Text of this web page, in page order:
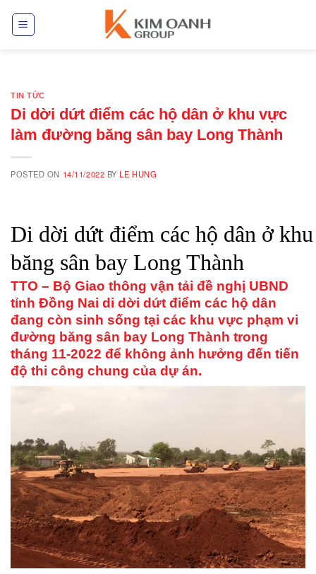
TIN TỨC
Di dời dứt điểm các hộ dân ở khu vực
làm đường băng sân bay Long Thành
POSTED ON 14/11/2022 BYLE HUNG
Di dời dứt điểm các hộ dân ở
băng sân bay Long Thành
TTO – Bộ Giao thông vận tải đề nghị UBND
tỉnh Đồng Nai di dời dứt điểm các hộ dân
đang còn sinh sống tại các khu vực phạm vi
đường băng sân bay Long Thành trong
tháng 11-2022 để không ảnh hưởng đến tiến
độ thi công chung của dự án.